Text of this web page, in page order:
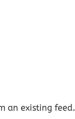
an existing feed.